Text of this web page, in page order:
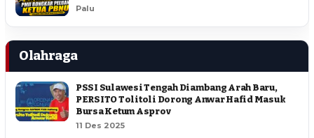
Palu
Olahraga
PSSI Sulawesi Tengah Diambang Arah Baru,
PERSITO Tolitoli Dorong Anwar Hafid Masuk
Bursa Ketum Asprov
11 Des 2025